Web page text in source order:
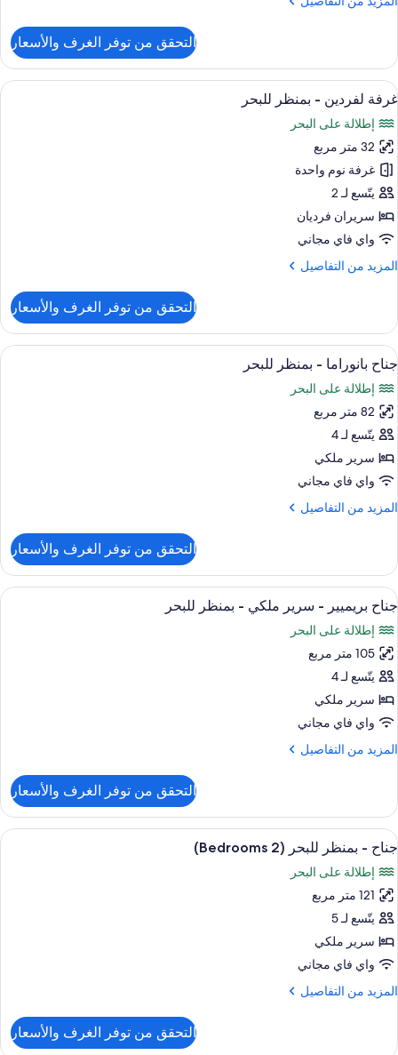
للبحر
غرفة
سرير
ملكي
-
بمنظر
للبحر
التحقق من توفر الغرف والأسعار
استعراض
جميع
صور
غرفة
لفردين
-
بمنظر
للبحر
ملاءات إيطالية من طراز فريتي وأغطية
7
غرفة لفردين - بمنظر للبحر
إطلالة على البحر
32 متر مربع
غرفة نوم واحدة
يتّسع لـ 2
سريران فرديان
واي فاي مجاني
المزيد من التفاصيل
المزيد
غرفة
لفردين
-
بمنظر
للبحر
التحقق من توفر الغرف والأسعار
استعراض
جميع
صور
جناح
بانوراما
-
بمنظر
للبحر
ملاءات إيطالية من طراز فريتي وأغطية
10
جناح بانوراما - بمنظر للبحر
إطلالة على البحر
82 متر مربع
يتّسع لـ 4
سرير ملكي
واي فاي مجاني
المزيد من التفاصيل
المزيد
جناح
بانوراما
-
بمنظر
للبحر
التحقق من توفر الغرف والأسعار
استعراض
جميع
صور
جناح
بريميير
-
سرير
ملكي
-
6
جناح بريميير - سرير ملكي - بمنظر للبحر
إطلالة على البحر
105 متر مربع
يتّسع لـ 4
سرير ملكي
واي فاي مجاني
المزيد من التفاصيل
المزيد
جناح
بريميير
-
سرير
ملكي
بمنظر
للبحر
التحقق من توفر الغرف والأسعار
استعراض
جميع
صور
جناح
-
بمنظر
للبحر
(2
Bedrooms)
12
جناح - بمنظر للبحر (2 Bedrooms)
إطلالة على البحر
121 متر مربع
يتّسع لـ 5
سرير ملكي
واي فاي مجاني
المزيد من التفاصيل
المزيد
التحقق من توفر الغرف والأسعار